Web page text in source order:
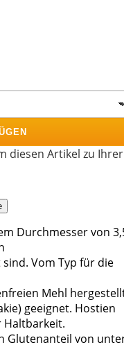
diesen Artikel zu Ihrer
Durchmesser von
Vom Typ für die
Mehl
geeignet. Hostien
Haltbarkeit.
Glutenanteil von